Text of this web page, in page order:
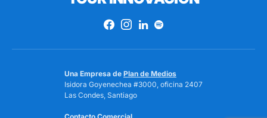
Una Empresa de Plan de Medios
Isidora Goyenechea #3000, oficina 2407
Las Condes, Santiago